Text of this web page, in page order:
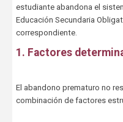
estudiante abandona el
Educación Secundaria
correspondiente.
1. Factores
El abandono prematuro no
combinación de factores